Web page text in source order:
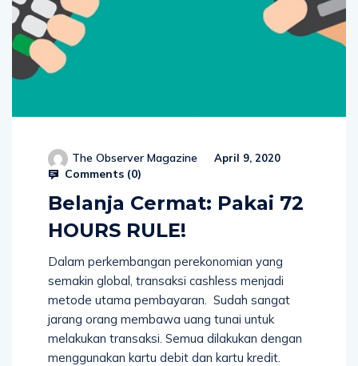
The Observer Magazine April 9, 2020
Comments (0)
Belanja Cermat: Pakai 72
HOURS RULE!
Dalam perkembangan perekonomian yang
semakin global, transaksi cashless menjadi
metode utama pembayaran. Sudah sangat
jarang orang membawa uang tunai untuk
melakukan transaksi. Semua dilakukan dengan
menggunakan kartu debit dan kartu kredit.